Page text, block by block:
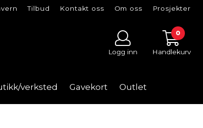
Tilbud Kontakt oss Om oss Prosjekter
Logg inn
0
Handlekurv
verksted Gavekort Outlet